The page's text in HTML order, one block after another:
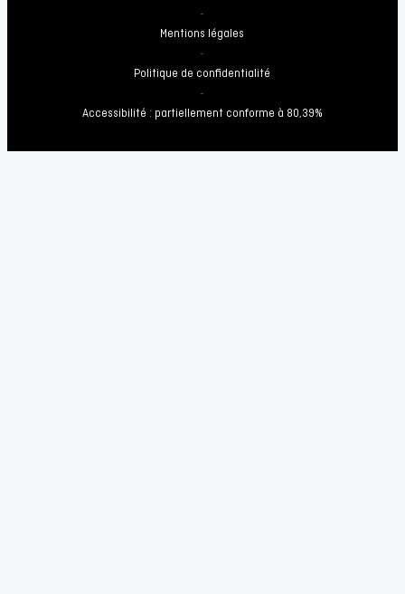
-
Mentions légales
-
Politique de confidentialité
-
Accessibilité : partiellement conforme à 80,39%